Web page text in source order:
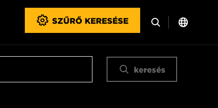
SZŰRŐ KERESÉSE
keresés